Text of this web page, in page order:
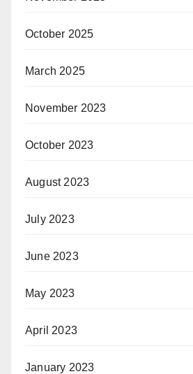
October 2025
March 2025
November 2023
October 2023
August 2023
July 2023
June 2023
May 2023
April 2023
January 2023